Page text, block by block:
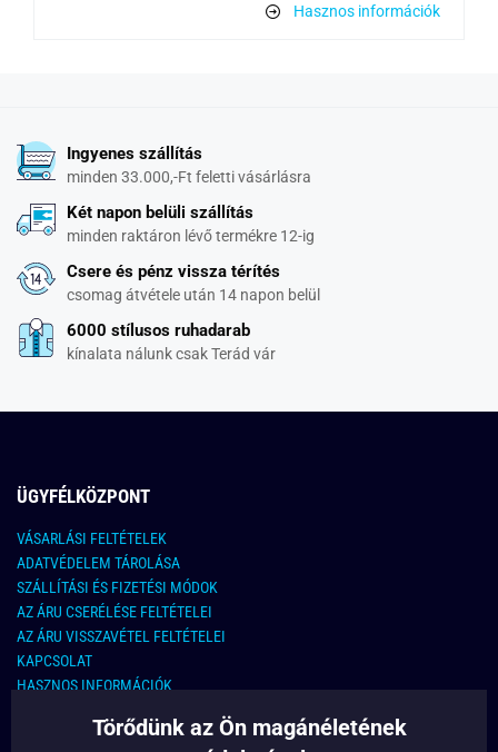
Hasznos információk
Ingyenes szállítás
minden 33.000,-Ft feletti vásárlásra
Két napon belüli szállítás
minden raktáron lévő termékre 12-ig
Csere és pénz vissza térítés
csomag átvétele után 14 napon belül
6000 stílusos ruhadarab
kínalata nálunk csak Terád vár
ÜGYFÉLKÖZPONT
VÁSARLÁSI FELTÉTELEK
ADATVÉDELEM TÁROLÁSA
SZÁLLÍTÁSI ÉS FIZETÉSI MÓDOK
AZ ÁRU CSERÉLÉSE FELTÉTELEI
AZ ÁRU VISSZAVÉTEL FELTÉTELEI
KAPCSOLAT
HASZNOS INFORMÁCIÓK
KAPCSOLATTörődünk az Ön magánéletének